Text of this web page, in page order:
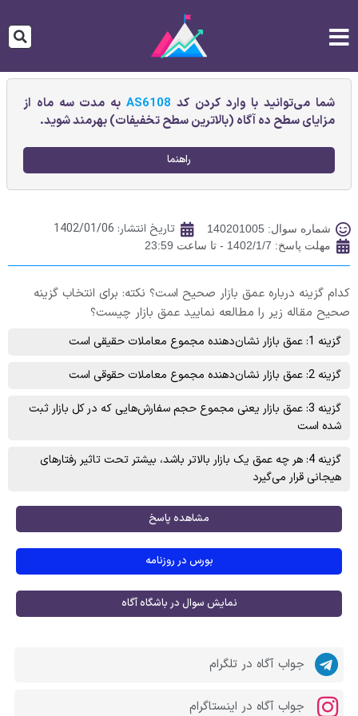
شما می‌توانید با وارد کردن کد AS6108به مدت سه ماه از
مزایای سطح ده آگاه (بالاترین سطح تخفیفات) بهرمند شوید.
راهنما
شماره سوال: 140201005 تاریخ انتشار: 1402/01/06
مهلت پاسخ: 1402/1/7 - تا ساعت 23:59
کدام گزینه درباره عمق بازار صحیح است؟ نکته: برای انتخاب گزینه
صحیح مقاله زیر را مطالعه نمایید عمق بازار چیست؟
گزینه 1: عمق بازار نشان‌دهنده مجموع معاملات حقیقی است
گزینه 2: عمق بازار نشان‌دهنده مجموع معاملات حقوقی است
گزینه 3: عمق بازار یعنی مجموع حجم سفارش‌هایی که در کل بازار ثبت
شده است
گزینه 4: هر چه عمق یک بازار بالاتر باشد، بیشتر تحت تاثیر رفتارهای
هیجانی قرار می‌گیرد
مشاهده پاسخ
بورس در روزنامه
نمایش سوال در باشگاه آگاه
جواب آگاه در تلگرام
جواب آگاه در اینستاگرام